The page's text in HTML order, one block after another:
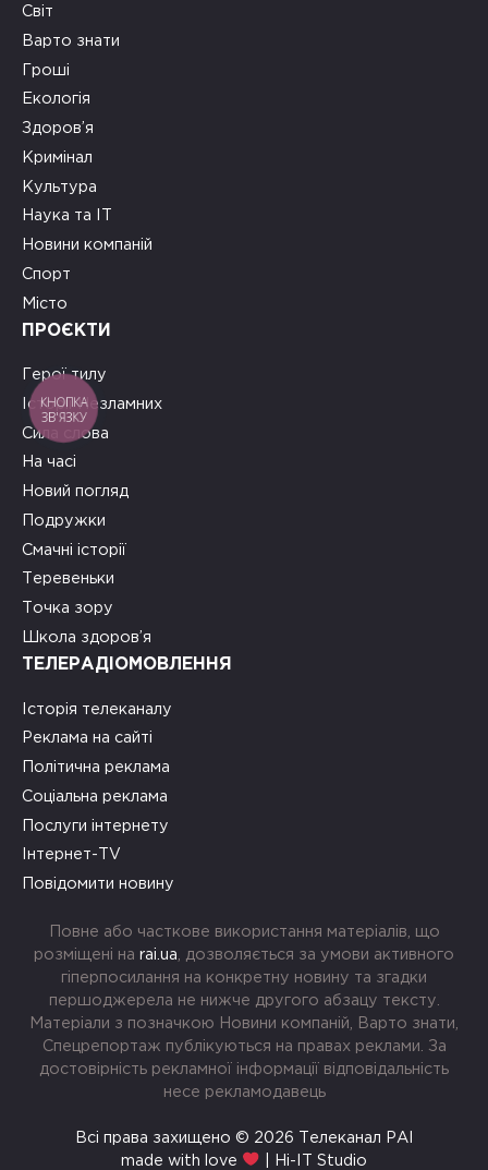
Світ
Варто знати
Гроші
Екологія
Здоров’я
Кримінал
Культура
Наука та ІТ
Новини компаній
Спорт
Місто
ПРОЄКТИ
Герої тилу
Історії Незламних
Сила слова
На часі
Новий погляд
Подружки
Смачні історії
Теревеньки
Точка зору
Школа здоров’я
ТЕЛЕРАДІОМОВЛЕННЯ
Історія телеканалу
Реклама на сайті
Політична реклама
Соціальна реклама
Послуги інтернету
Інтернет-TV
Повідомити новину
Повне або часткове використання матеріалів, що
розміщені на rai.ua , дозволяється за умови активного
гіперпосилання на конкретну новину та згадки
першоджерела не нижче другого абзацу тексту.
Матеріали з позначкою Новини компаній, Варто знати,
Спецрепортаж публікуються на правах реклами. За
достовірність рекламної інформації відповідальність
несе рекламодавець
Всі права захищено © 2026 Телеканал РАІ
made with love
| Hi-IT Studio
КНОПКА
ЗВ'ЯЗКУ